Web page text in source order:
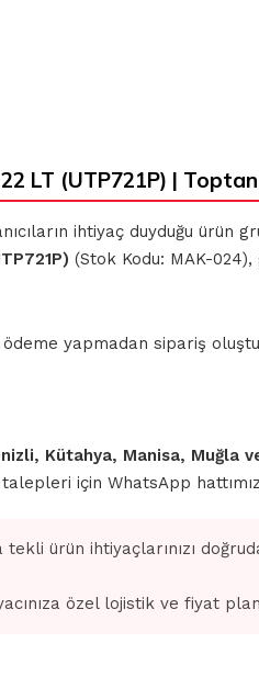
22 LT (UTP721P) |
ihtiyaç duyduğu ürün
(Stok Kodu: MAK-
yapmadan sipariş
Kütahya, Manisa, Muğla
için WhatsApp
ürün ihtiyaçlarınızı
özel lojistik ve fiyat